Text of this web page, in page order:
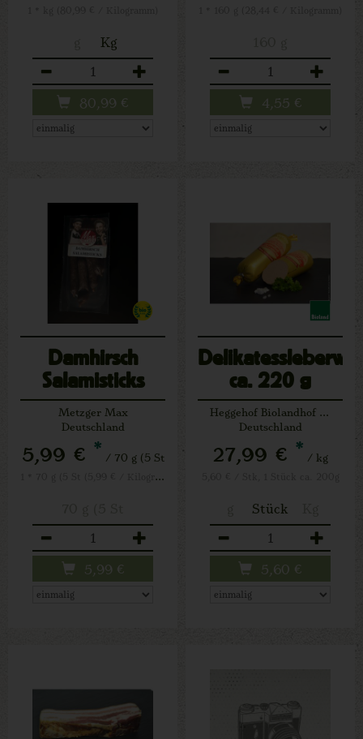
Kg
80,99 € 4,55 €
Damhirsch
Salamisticks
Metzger Max
Deutschland
5,99 € * / 70 g (5 St
1 * 70 g (5 St (5,99 € / Kilogramm)
5,99 €
ca. 220 g
Heggehof Biolandhof Josef Schäfers Lichtenau
Deutschland
27,99 € * / kg
Stück
5,60 €